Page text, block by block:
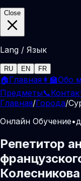
Close
Lang / Язык
RU EN FR
🏠Главная 👩‍🏫Обо
Предметы📞
Главная/Города/
Онлайн Обучение•
Репетитор
Колесникова